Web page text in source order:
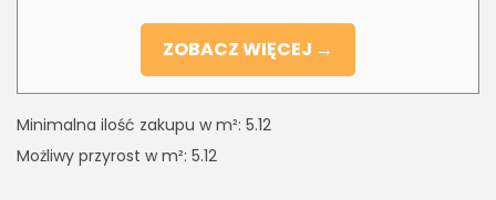
ZOBACZ WIĘCEJ →
Minimalna ilość zakupu w m²: 5.12
Możliwy przyrost w m²: 5.12